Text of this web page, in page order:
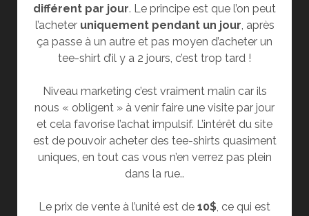
différent par jour. Le principe est que l’on peut
l’acheter uniquement pendant un jour, après
ça passe à un autre et pas moyen d’acheter un
tee-shirt d’il y a 2 jours, c’est trop tard !
Niveau marketing c’est vraiment malin car ils
nous « obligent » à venir faire une visite par jour
et cela favorise l’achat impulsif. L’intérêt du site
est de pouvoir acheter des tee-shirts quasiment
uniques, en tout cas vous n’en verrez pas plein
dans la rue..
Le prix de vente à l’unité est de 10$, ce qui est